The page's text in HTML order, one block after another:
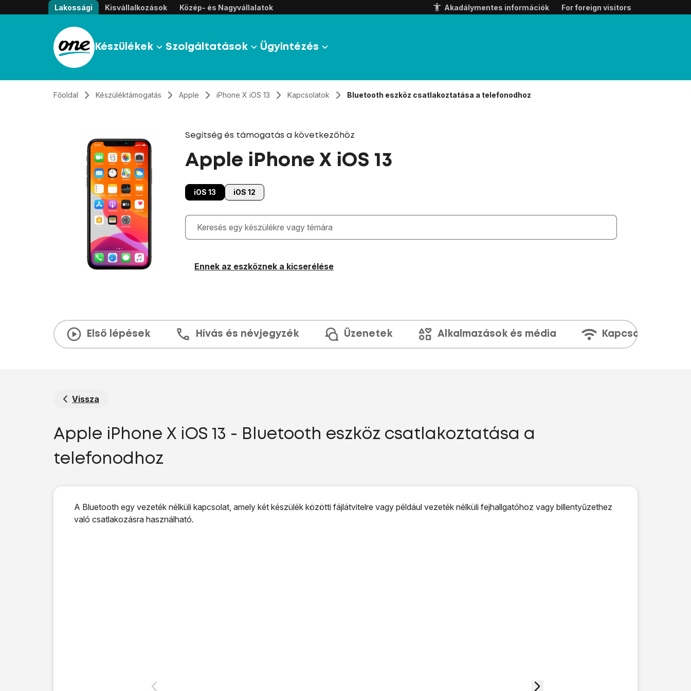
Átugrás, tovább a tartalomhoz
Lakossági Kisvállalkozások Közép- és Nagyvállalatok Akadálymentes információk For foreign visitors
Készülékek Szolgáltatások Ügyintézés
Főoldal Készüléktámogatás Apple iPhone X iOS 13 Kapcsolatok Bluetooth eszköz csatlakoztatása a telefonodhoz
Segítség és támogatás a következőhöz
Apple iPhone X iOS 13
iOS 13 iOS 12
Gépelés közben megjelennek a keresési javaslatok a mező alatt
Ennek az eszköznek a kicserélése
Első lépések Hívás és névjegyzék Üzenetek Alkalmazások és média Kapcsolatok
Vissza
Apple iPhone X iOS 13 - Bluetooth eszköz csatlakoztatása a
telefonodhoz
A Bluetooth egy vezeték nélküli kapcsolat, amely két készülék közötti fájlátvitelre vagy például vezeték nélküli fejhallgatóhoz vagy billentyűzethez
való csatlakozásra használható.